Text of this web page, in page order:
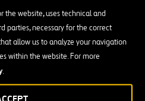
the website, uses technical and
parties, necessary for the correct
allow us to analyze your navigation
within the website. For more
.
productos de fiabilidad de